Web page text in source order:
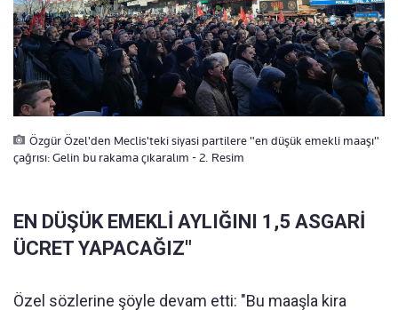
Özgür Özel'den Meclis'teki siyasi partilere "en düşük emekli maaşı"
çağrısı: Gelin bu rakama çıkaralım - 2. Resim
EN DÜŞÜK EMEKLİ AYLIĞINI 1,5 ASGARİ
ÜCRET YAPACAĞIZ"
Özel sözlerine şöyle devam etti: "Bu maaşla kira